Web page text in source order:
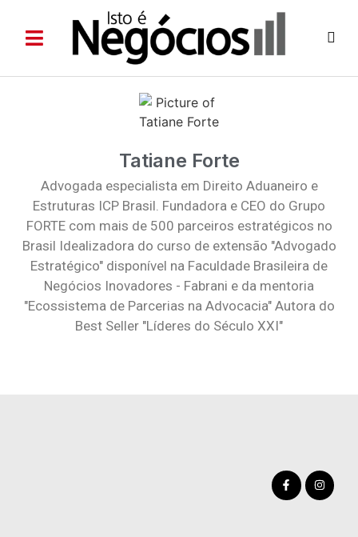
Tatiane Forte
Advogada especialista em Direito Aduaneiro e
Estruturas ICP Brasil. Fundadora e CEO do Grupo
FORTE com mais de 500 parceiros estratégicos no
Brasil Idealizadora do curso de extensão "Advogado
Estratégico" disponível na Faculdade Brasileira de
Negócios Inovadores - Fabrani e da mentoria
"Ecossistema de Parcerias na Advocacia" Autora do
Best Seller "Líderes do Século XXI"